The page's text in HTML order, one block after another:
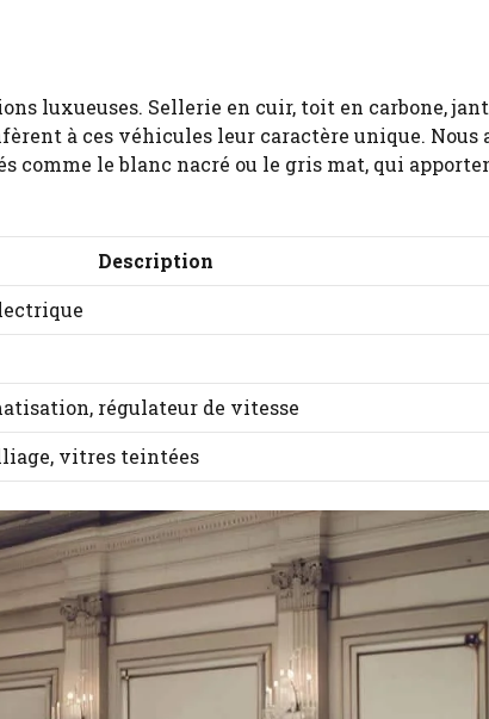
luxueuses. Sellerie en cuir, toit en carbone,
à ces véhicules leur caractère unique. Nous
comme le blanc nacré ou le gris mat, qui
Description
régulateur de vitesse
vitres teintées